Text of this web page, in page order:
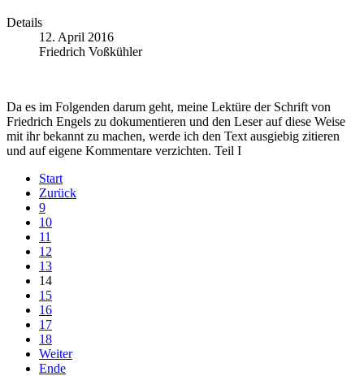
Details
12. April 2016
Friedrich Voßkühler
Da es im Folgenden darum geht, meine Lektüre der Schrift von
Friedrich Engels zu dokumentieren und den Leser auf diese Weise
mit ihr bekannt zu machen, werde ich den Text ausgiebig zitieren
und auf eigene Kommentare verzichten. Teil I
Start
Zurück
9
10
11
12
13
14
15
16
17
18
Weiter
Ende